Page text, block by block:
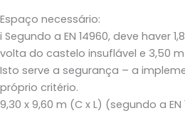
Espaço necessário:
i Segundo a EN 14960, deve haver
volta do castelo insuflável e 3,50
Isto serve a segurança – a
próprio critério.
9,30 x 9,60 m (C x L) (segundo a EN